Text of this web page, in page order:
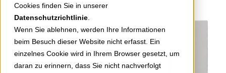
Cookies finden Sie in unserer
Datenschutzrichtlinie
Wenn Sie ablehnen, werden Ihre Informationen
beim Besuch dieser Website nicht erfasst. Ein
einzelnes Cookie wird in Ihrem Browser gesetzt, um
daran zu erinnern, dass Sie nicht nachverfolgt